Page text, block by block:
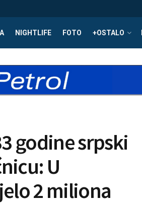
NIGHTLIFE FOTO +OSTALO
godine srpski
U
2 miliona